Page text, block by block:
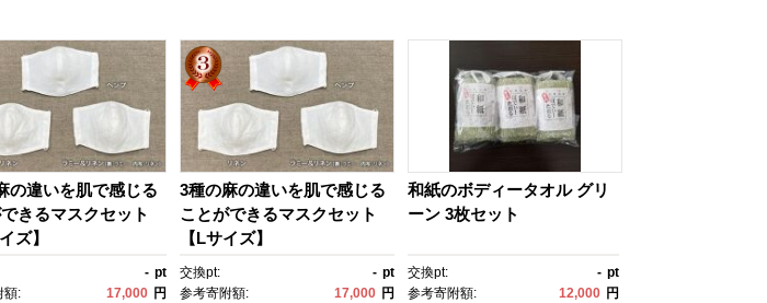
の違いを肌で感じる
きるマスクセット
ズ】
- pt
額:
17,000 円
3種の麻の違いを肌で感じる
ことができるマスクセット
【Lサイズ】
交換pt: - pt
参考寄附額:
17,000 円
和紙のボディータオル グリ
ーン 3枚セット
交換pt: - pt
参考寄附額:
12,000 円